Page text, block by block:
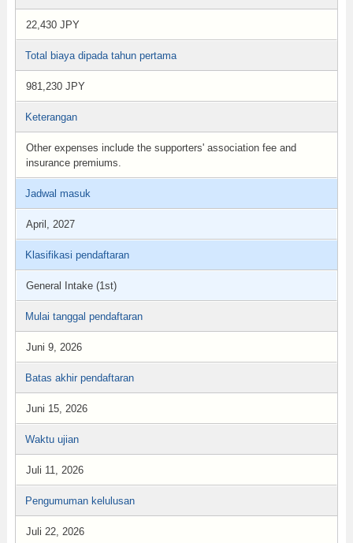
22,430 JPY
Total biaya dipada tahun pertama
981,230 JPY
Keterangan
Other expenses include the supporters' association fee and
insurance premiums.
Jadwal masuk
April, 2027
Klasifikasi pendaftaran
General Intake (1st)
Mulai tanggal pendaftaran
Juni 9, 2026
Batas akhir pendaftaran
Juni 15, 2026
Waktu ujian
Juli 11, 2026
Pengumuman kelulusan
Juli 22, 2026